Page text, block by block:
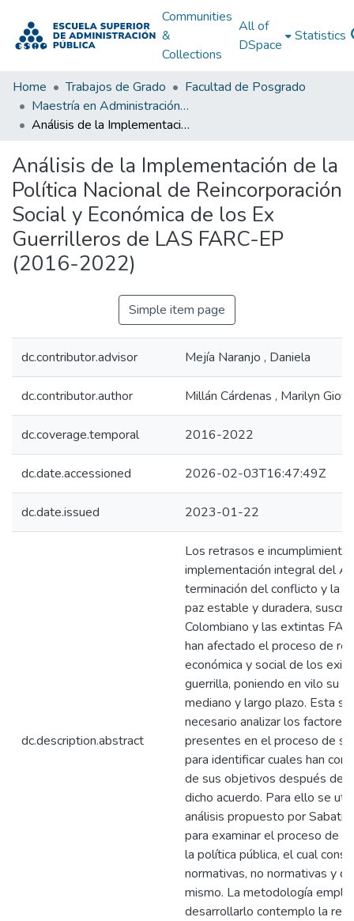
Communities
&
Collections
All of
DSpace
Statistics
Home Trabajos de Grado
Facultad de Posgrado
Maestría en Administración Pública
Análisis de la Implementación de la Política Nacional de Reincorporación Social y Económica de los Ex Guerrilleros de LAS FARC-EP (2016-2022)
Análisis de la Implementación de la
Política Nacional de Reincorporación
Social y Económica de los Ex
Guerrilleros de LAS FARC-EP
(2016-2022)
Simple item page
dc.contributor.advisor Mejía Naranjo , Daniela
dc.contributor.author Millán Cárdenas , Marilyn
dc.coverage.temporal 2016-2022
dc.date.accessioned 2026-02-03T16:47:49Z
dc.date.issued 2023-01-22
dc.description.abstract
Los retrasos e
implementación integral del
terminación del conflicto y la
paz estable y duradera,
Colombiano y las extintas
han afectado el proceso de
económica y social de los
guerrilla, poniendo en vilo su
mediano y largo plazo. Esta
necesario analizar los
presentes en el proceso de
para identificar cuales han
de sus objetivos después de
dicho acuerdo. Para ello se
análisis propuesto por
para examinar el proceso de
la política pública, el cual
normativas, no normativas y
mismo. La metodología
desarrollarlo contemplo la